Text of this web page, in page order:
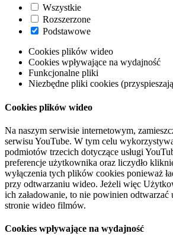
Wszystkie
Rozszerzone
Podstawowe
Cookies plików wideo
Cookies wpływające na wydajność
Funkcjonalne pliki
Niezbędne pliki cookies
Cookies plików wideo
Na naszym serwisie internetowym,
serwisu YouTube. W tym celu
podmiotów trzecich dotyczące usługi
preferencje użytkownika oraz liczydło
wyłączenia tych plików cookies ponieważ
przy odtwarzaniu wideo. Jeżeli więc
ich załadowanie, to nie powinien odtwarzać
stronie wideo filmów.
Cookies wpływające na wydajność